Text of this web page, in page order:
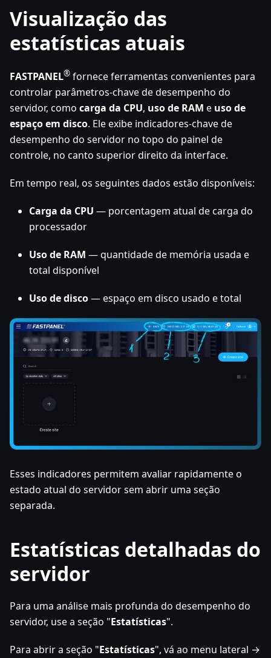
Visualização das
estatísticas atuais
FASTPANEL® fornece ferramentas convenientes para
controlar parâmetros-chave de desempenho do
servidor, como carga da CPU, uso de RAM e uso de
espaço em disco. Ele exibe indicadores-chave de
desempenho do servidor no topo do painel de
controle, no canto superior direito da interface.
Em tempo real, os seguintes dados estão disponíveis:
Carga da CPU — porcentagem atual de carga do
processador
Uso de RAM — quantidade de memória usada e
total disponível
Uso de disco— espaço em disco usado e total
Esses indicadores permitem avaliar rapidamente o
estado atual do servidor sem abrir uma seção
separada.
Estatísticas detalhadas do
servidor
Para uma análise mais profunda do desempenho do
servidor, use a seção "Estatísticas".
Para abrir a seção "Estatísticas", vá ao menu lateral →